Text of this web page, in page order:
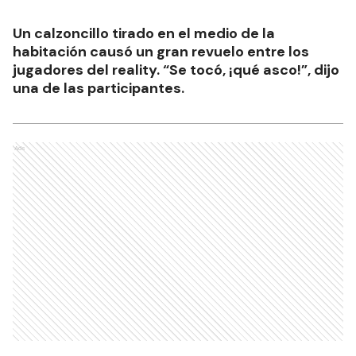
Un calzoncillo tirado en el medio de la
habitación causó un gran revuelo entre los
jugadores del reality. “Se tocó, ¡qué asco!”, dijo
una de las participantes.
Ads